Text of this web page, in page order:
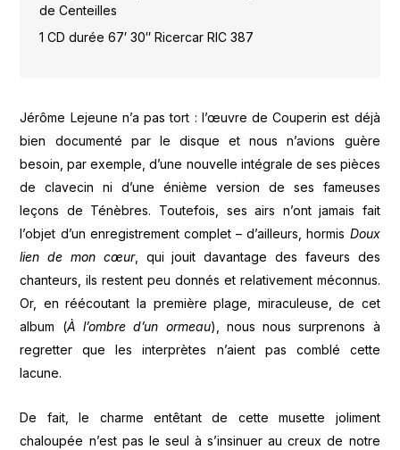
de Centeilles
1 CD durée 67′ 30″ Ricercar RIC 387
Jérôme Lejeune n’a pas tort : l’œuvre de Couperin est déjà
bien documenté par le disque et nous n’avions guère
besoin, par exemple, d’une nouvelle intégrale de ses pièces
de clavecin ni d’une énième version de ses fameuses
leçons de Ténèbres. Toutefois, ses airs n’ont jamais fait
l’objet d’un enregistrement complet – d’ailleurs, hormis Doux
lien de mon cœur, qui jouit davantage des faveurs des
chanteurs, ils restent peu donnés et relativement méconnus.
Or, en réécoutant la première plage, miraculeuse, de cet
album (À l’ombre d’un ormeau), nous nous surprenons à
regretter que les interprètes n’aient pas comblé cette
lacune.
De fait, le charme entêtant de cette musette joliment
chaloupée n’est pas le seul à s’insinuer au creux de notre